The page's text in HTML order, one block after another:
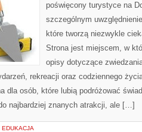
poświęcony turystyce na
szczególnym
które tworzą niezwykle
Strona jest miejscem, w
opisy dotyczące
rekreacji oraz codziennego
dla osób, które lubią podróżować
najbardziej znanych atrakcji, ale […]